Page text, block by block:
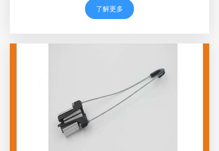
了解更多